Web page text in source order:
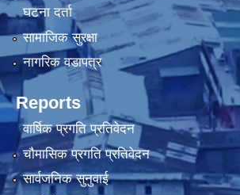
घटना दर्ता
सामाजिक सुरक्षा
नागरिक वडापत्र
Reports
वार्षिक प्रगति प्रतिवेदन
चौमासिक प्रगति प्रतिवेदन
सार्वजनिक सुनुवाई